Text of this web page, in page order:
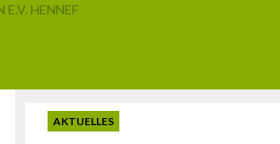
AKTUELLES